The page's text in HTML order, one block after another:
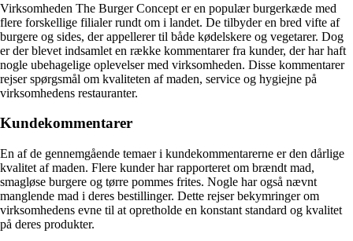
Virksomheden The Burger Concept er en populær burgerkæde med
flere forskellige filialer rundt om i landet. De tilbyder en bred vifte af
burgere og sides, der appellerer til både kødelskere og vegetarer. Dog
er der blevet indsamlet en række kommentarer fra kunder, der har haft
nogle ubehagelige oplevelser med virksomheden. Disse kommentarer
rejser spørgsmål om kvaliteten af maden, service og hygiejne på
virksomhedens restauranter.
Kundekommentarer
En af de gennemgående temaer i kundekommentarerne er den dårlige
kvalitet af maden. Flere kunder har rapporteret om brændt mad,
smagløse burgere og tørre pommes frites. Nogle har også nævnt
manglende mad i deres bestillinger. Dette rejser bekymringer om
virksomhedens evne til at opretholde en konstant standard og kvalitet
på deres produkter.